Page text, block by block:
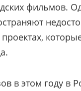
фильмов.
в этом году в